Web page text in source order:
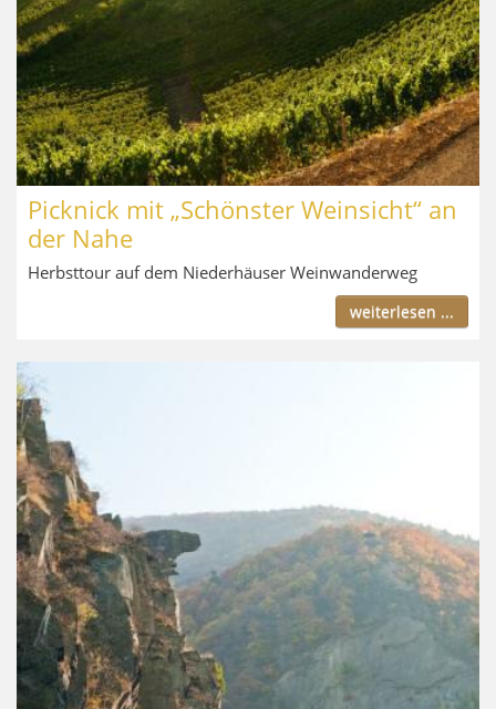
Picknick mit „Schönster Weinsicht“ an
der Nahe
Herbsttour auf dem Niederhäuser Weinwanderweg
weiterlesen ...